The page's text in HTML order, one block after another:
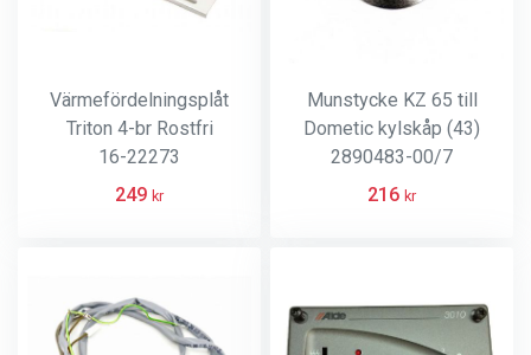
Värmefördelningsplåt
Triton 4-br Rostfri
16-22273
249 kr
Munstycke KZ 65 till
Dometic kylskåp (43)
2890483-00/7
216 kr